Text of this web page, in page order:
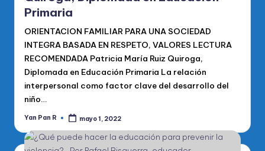
Primaria
ORIENTACION FAMILIAR PARA UNA SOCIEDAD
INTEGRA BASADA EN RESPETO, VALORES LECTURA
RECOMENDADA Patricia María Ruiz Quiroga,
Diplomada en Educación Primaria La relación
interpersonal como factor clave del desarrollo del
niño…
Publicado
Yan Pan R mayo 1, 2022